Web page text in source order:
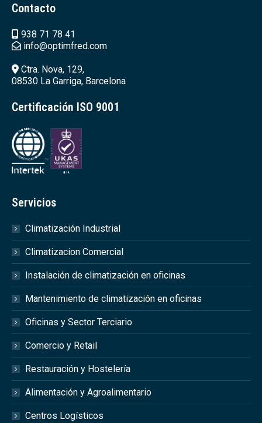
Contacto
938 71 78 41
info@optimfred.com
Ctra. Nova, 129,
08530 La Garriga, Barcelona
Certificación ISO 9001
Servicios
Climatización Industrial
Climatizacion Comercial
Instalación de climatización en oficinas
Mantenimiento de climatización en oficinas
Oficinas y Sector Terciario
Comercio y Retail
Restauración y Hostelería
Alimentación y Agroalimentario
Centros Logísticos